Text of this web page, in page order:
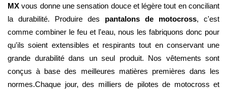
MX vous donne une sensation douce et légère tout en conciliant
la durabilité. Produire des pantalons de motocross, c'est
comme combiner le feu et l'eau, nous les fabriquons donc pour
qu'ils soient extensibles et respirants tout en conservant une
grande durabilité dans un seul produit. Nos vêtements sont
conçus à base des meilleures matières premières dans les
normes.Chaque jour, des milliers de pilotes de motocross et